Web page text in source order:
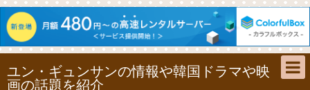
ユン・ギュンサンの情報や韓国ドラマや映
画の話題を紹介